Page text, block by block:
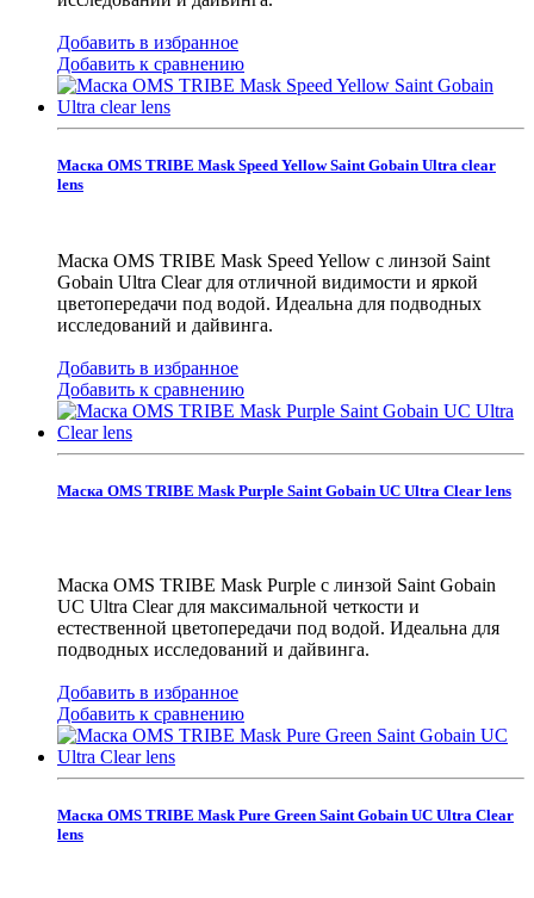
Добавить в избранное
Добавить к сравнению
Маска OMS TRIBE Mask Speed Yellow Saint Gobain Ultra clear
lens
Маска OMS TRIBE Mask Speed Yellow с линзой Saint
Gobain Ultra Clear для отличной видимости и яркой
цветопередачи под водой. Идеальна для подводных
исследований и дайвинга.
Добавить в избранное
Добавить к сравнению
Маска OMS TRIBE Mask Purple Saint Gobain UC Ultra Clear lens
Маска OMS TRIBE Mask Purple с линзой Saint Gobain
UC Ultra Clear для максимальной четкости и
естественной цветопередачи под водой. Идеальна для
подводных исследований и дайвинга.
Добавить в избранное
Добавить к сравнению
Маска OMS TRIBE Mask Pure Green Saint Gobain UC Ultra Clear
lens